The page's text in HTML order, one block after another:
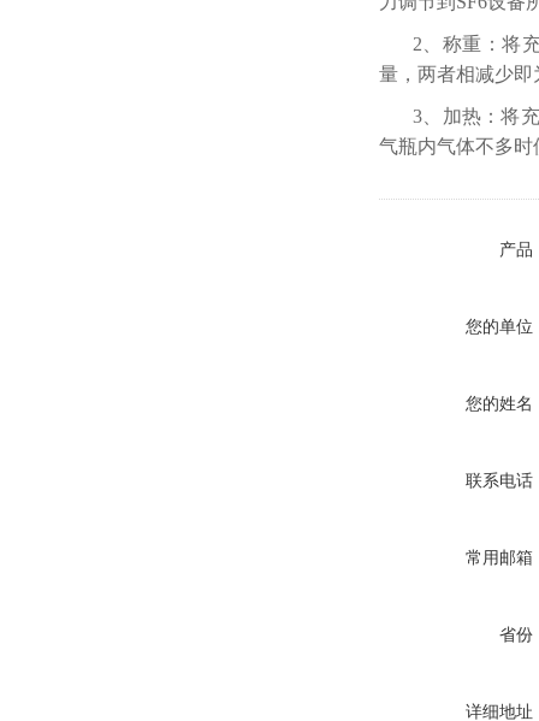
2、称重：将
量，两者相减少
3、加热：将
气瓶内气体不多时
产品
您的单位
您的姓名
联系电话
常用邮箱
省份
详细地址